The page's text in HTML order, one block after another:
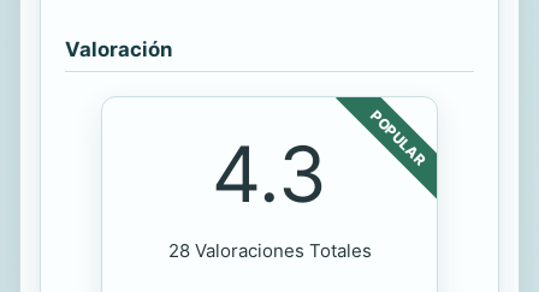
Valoración
POPULAR
4.3
28 Valoraciones Totales